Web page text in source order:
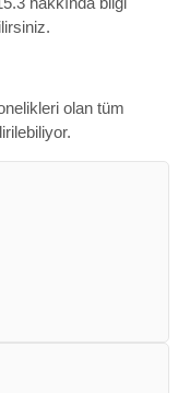
olan tüm
yor.